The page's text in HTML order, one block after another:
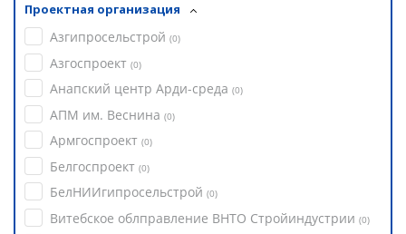
Проектная организация
Азгипросельстрой (0)
Азгоспроект (0)
Анапский центр Арди-среда (0)
АПМ им. Веснина (0)
Армгоспроект (0)
Белгоспроект (0)
БелНИИгипросельстрой (0)
Витебское облправление ВНТО Стройиндустрии (0)